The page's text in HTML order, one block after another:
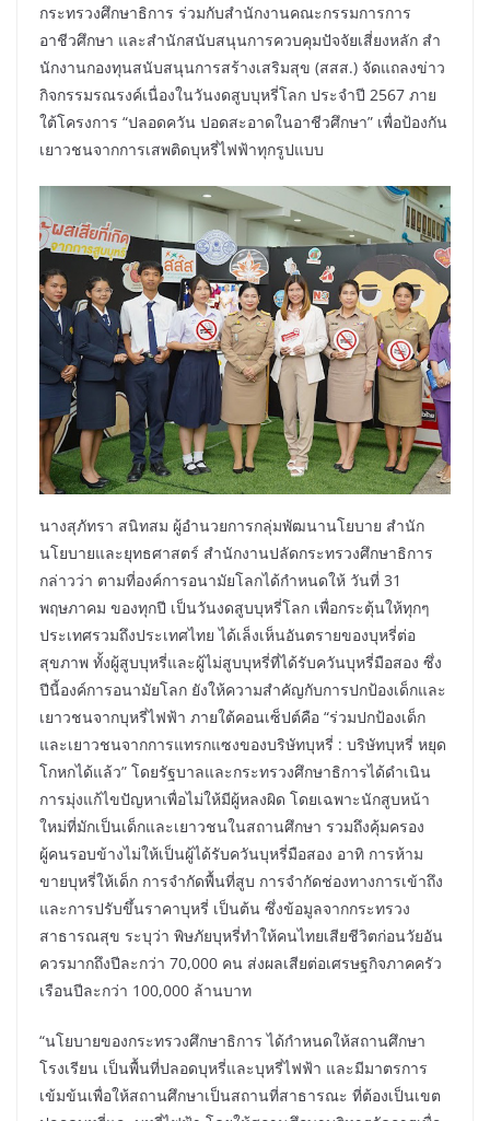
กระทรวงศึกษาธิการ ร่วมกับสํานักงานคณะกรรมการการ
อาชีวศึกษา และสํานักสนับสนุนการควบคุมปัจจัยเสี่ยงหลัก สํา
นักงานกองทุนสนับสนุนการสร้างเสริมสุข (สสส.) จัดแถลงข่าว
กิจกรรมรณรงค์เนื่องในวันงดสูบบุหรี่โลก ประจำปี 2567 ภาย
ใต้โครงการ “ปลอดควัน ปอดสะอาดในอาชีวศึกษา” เพื่อป้องกัน
เยาวชนจากการเสพติดบุหรี่ไฟฟ้าทุกรูปแบบ
นางสุภัทรา สนิทสม ผู้อำนวยการกลุ่มพัฒนานโยบาย สำนัก
นโยบายและยุทธศาสตร์ สำนักงานปลัดกระทรวงศึกษาธิการ
กล่าวว่า ตามที่องค์การอนามัยโลกได้กำหนดให้ วันที่ 31
พฤษภาคม ของทุกปี เป็นวันงดสูบบุหรี่โลก เพื่อกระตุ้นให้ทุกๆ
ประเทศรวมถึงประเทศไทย ได้เล็งเห็นอันตรายของบุหรี่ต่อ
สุขภาพ ทั้งผู้สูบบุหรี่และผู้ไม่สูบบุหรี่ที่ได้รับควันบุหรี่มือสอง ซึ่ง
ปีนี้องค์การอนามัยโลก ยังให้ความสำคัญกับการปกป้องเด็กและ
เยาวชนจากบุหรี่ไฟฟ้า ภายใต้คอนเซ็ปต์คือ “ร่วมปกป้องเด็ก
และเยาวชนจากการแทรกแซงของบริษัทบุหรี่ : บริษัทบุหรี่ หยุด
โกหกได้แล้ว” โดยรัฐบาลและกระทรวงศึกษาธิการได้ดำเนิน
การมุ่งแก้ไขปัญหาเพื่อไม่ให้มีผู้หลงผิด โดยเฉพาะนักสูบหน้า
ใหม่ที่มักเป็นเด็กและเยาวชนในสถานศึกษา รวมถึงคุ้มครอง
ผู้คนรอบข้างไม่ให้เป็นผู้ได้รับควันบุหรี่มือสอง อาทิ การห้าม
ขายบุหรี่ให้เด็ก การจำกัดพื้นที่สูบ การจำกัดช่องทางการเข้าถึง
และการปรับขึ้นราคาบุหรี่ เป็นต้น ซึ่งข้อมูลจากกระทรวง
สาธารณสุข ระบุว่า พิษภัยบุหรี่ทำให้คนไทยเสียชีวิตก่อนวัยอัน
ควรมากถึงปีละกว่า 70,000 คน ส่งผลเสียต่อเศรษฐกิจภาคครัว
เรือนปีละกว่า 100,000 ล้านบาท
“นโยบายของกระทรวงศึกษาธิการ ได้กำหนดให้สถานศึกษา
โรงเรียน เป็นพื้นที่ปลอดบุหรี่และบุหรี่ไฟฟ้า และมีมาตรการ
เข้มข้นเพื่อให้สถานศึกษาเป็นสถานที่สาธารณะ ที่ต้องเป็นเขต